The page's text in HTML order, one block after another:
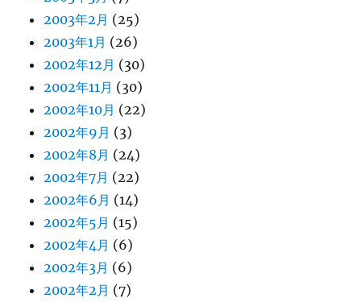
2003年2月 (25)
2003年1月 (26)
2002年12月 (30)
2002年11月 (30)
2002年10月 (22)
2002年9月 (3)
2002年8月 (24)
2002年7月 (22)
2002年6月 (14)
2002年5月 (15)
2002年4月 (6)
2002年3月 (6)
2002年2月 (7)